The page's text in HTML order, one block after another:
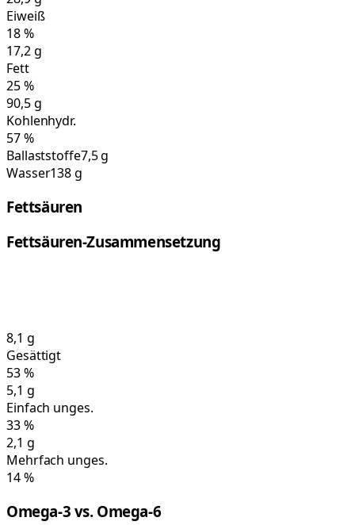
Eiweiß
18%
17,2g
Fett
25%
90,5g
Kohlenhydr.
57%
Ballaststoffe7,5 g
Wasser138 g
Fettsäuren
Fettsäuren-Zusammensetzung
8,1 g
Gesättigt
53%
5,1 g
Einfach unges.
33%
2,1 g
Mehrfach unges.
14%
Omega-3 vs. Omega-6